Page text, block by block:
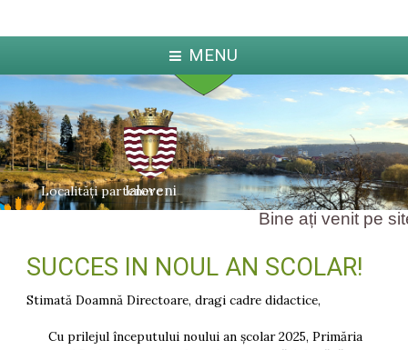
MENU
Localități partenere
Ialoveni
Bine ați venit pe
SUCCES IN NOUL AN SCOLAR!
Stimată Doamnă Directoare, dragi cadre didactice,
Cu prilejul începutului noului an școlar 2025, Primăria